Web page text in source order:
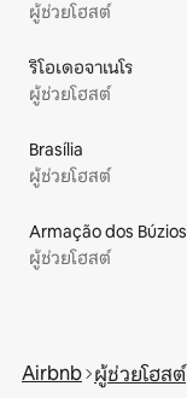
ผู้ช่วยโฮสต์
ริโอเดอจาเนโร
ผู้ช่วยโฮสต์
Brasília
ผู้ช่วยโฮสต์
Armação dos Búzios
ผู้ช่วยโฮสต์
Airbnb ผู้ช่วยโฮสต์